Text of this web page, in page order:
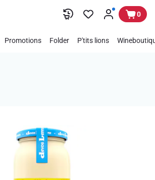
0
Promotions Folder P'tits lions